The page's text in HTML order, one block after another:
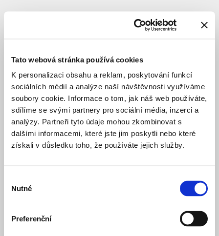
Tato webová stránka používá cookies
K personalizaci obsahu a reklam, poskytování funkcí
sociálních médií a analýze naší návštěvnosti využíváme
soubory cookie. Informace o tom, jak náš web používáte,
sdílíme se svými partnery pro sociální média, inzerci a
analýzy. Partneři tyto údaje mohou zkombinovat s
dalšími informacemi, které jste jim poskytli nebo které
získali v důsledku toho, že používáte jejich služby.
souhlasu
Nutné
Preferenční
SUBJEKT
Quadrant
s.r.o.
investor
před 2 lety
4.
kvadrant